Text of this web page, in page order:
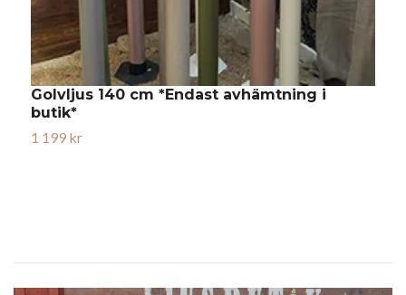
Golvljus 140 cm *Endast avhämtning i
butik*
1 199 kr